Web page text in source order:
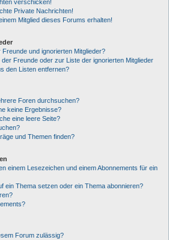
verschicken!
Private Nachrichten!
Mitglied dieses Forums erhalten!
und ignorierten Mitglieder?
Freunde oder zur Liste der ignorierten Mitglieder
den Listen entfernen?
Foren durchsuchen?
keine Ergebnisse?
eine leere Seite?
und Themen finden?
einem Lesezeichen und einem Abonnements für ein
ein Thema setzen oder ein Thema abonnieren?
Forum zulässig?